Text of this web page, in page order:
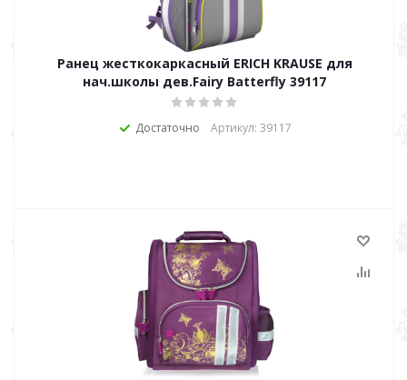
Ранец жесткокаркасный ERICH KRAUSE для
нач.школы дев.Fairy Batterfly 39117
Достаточно Артикул: 39117